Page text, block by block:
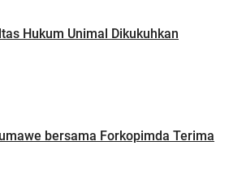
Hukum Unimal Dikukuhkan
bersama Forkopimda Terima